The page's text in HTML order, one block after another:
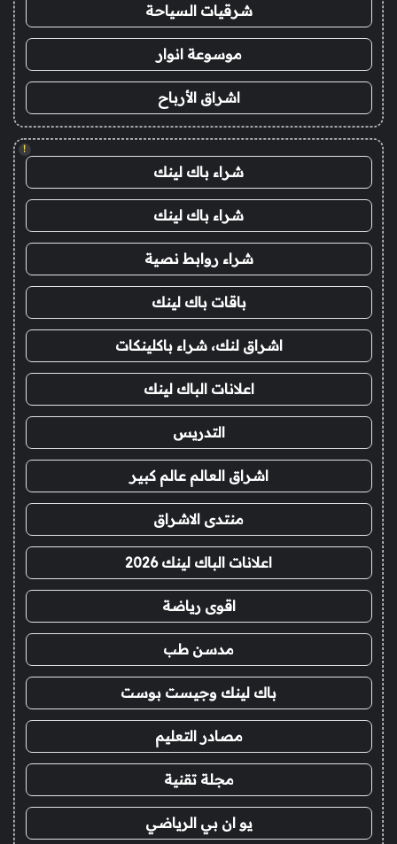
شرقيات السياحة
موسوعة انوار
اشراق الأرباح
!
شراء باك لينك
شراء باك لينك
شراء روابط نصية
باقات باك لينك
اشراق لنك، شراء باكلينكات
اعلانات الباك لينك
التدريس
اشراق العالم عالم كبير
منتدى الاشراق
اعلانات الباك لينك 2026
اقوى رياضة
مدسن طب
باك لينك وجيست بوست
مصادر التعليم
مجلة تقنية
يو ان بي الرياضي